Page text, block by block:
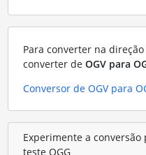
Para converter na
converter de OGV para
Conversor de OGV para
Experimente a
teste OGG